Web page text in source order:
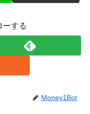
ーする
Money1Bot